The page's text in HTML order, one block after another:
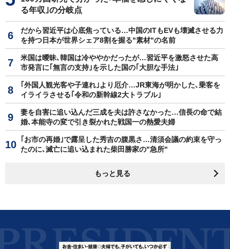
る年収｣の分岐点
だから習近平は心底焦っている…中国のITもEVも壊滅させる力
を持つ日本が世界シェア8割を握る"素材"の名前
米国は曖昧､韓国は冷ややかだったが…習近平を激怒させた高
市発言に｢無言の支持｣を示した国の｢大胆な手法｣
｢外国人観光客や子連れ｣より厄介…JR東海が明かした､乗客を
イライラさせる｢令和の新幹線2大トラブル｣
妻を自害に追い込んだ三成を夫は許さなかった…信長の命で結
婚､本能寺の変で引き裂かれた戦国一の熱愛夫婦
｢お市の再婚｣で露呈した秀吉の腹黒さ…清須会議の約束を守っ
たのに､滅亡に追い込まれた柴田勝家の"急所"
もっと見る